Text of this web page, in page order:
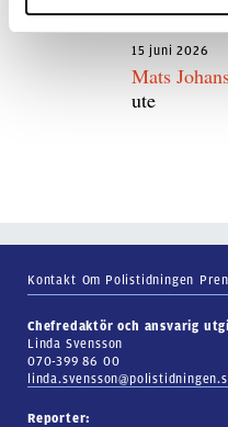
15 juni 2026
Mats
ute
Kontakt Om Polistidningen
Chefredaktör och ansvarig
Linda Svensson
070-399 86 00
Reporter: